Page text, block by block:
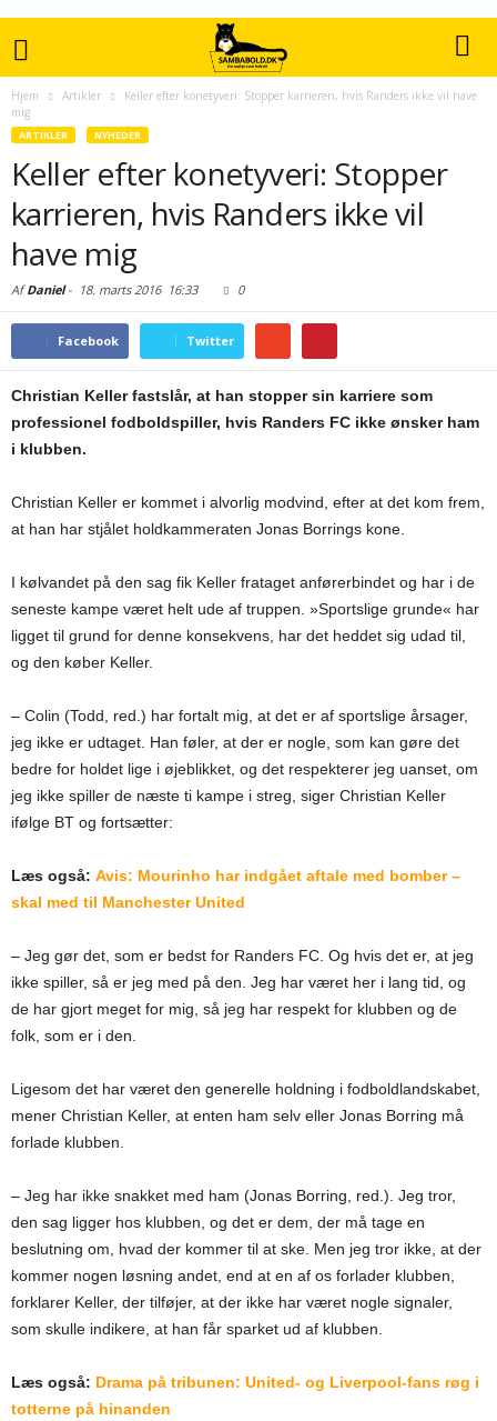
Hjem Artikler
Keller efter konetyveri: Stopper karrieren, hvis Randers ikke vil have
mig
ARTIKLER NYHEDER
Keller efter konetyveri: Stopper
karrieren, hvis Randers ikke vil
have mig
AfDaniel- 18. marts 201616:33 0
Facebook Twitter
Christian Keller fastslår, at han stopper sin karriere som
professionel fodboldspiller, hvis Randers FC ikke ønsker ham
i klubben.
Christian Keller er kommet i alvorlig modvind, efter at det kom frem,
at han har stjålet holdkammeraten Jonas Borrings kone.
I kølvandet på den sag fik Keller frataget anførerbindet og har i de
seneste kampe været helt ude af truppen. »Sportslige grunde« har
ligget til grund for denne konsekvens, har det heddet sig udad til,
og den køber Keller.
– Colin (Todd, red.) har fortalt mig, at det er af sportslige årsager,
jeg ikke er udtaget. Han føler, at der er nogle, som kan gøre det
bedre for holdet lige i øjeblikket, og det respekterer jeg uanset, om
jeg ikke spiller de næste ti kampe i streg, siger Christian Keller
ifølge BT og fortsætter:
Læs også: Avis: Mourinho har indgået aftale med bomber –
skal med til Manchester United
– Jeg gør det, som er bedst for Randers FC. Og hvis det er, at jeg
ikke spiller, så er jeg med på den. Jeg har været her i lang tid, og
de har gjort meget for mig, så jeg har respekt for klubben og de
folk, som er i den.
Ligesom det har været den generelle holdning i fodboldlandskabet,
mener Christian Keller, at enten ham selv eller Jonas Borring må
forlade klubben.
– Jeg har ikke snakket med ham (Jonas Borring, red.). Jeg tror,
den sag ligger hos klubben, og det er dem, der må tage en
beslutning om, hvad der kommer til at ske. Men jeg tror ikke, at der
kommer nogen løsning andet, end at en af os forlader klubben,
forklarer Keller, der tilføjer, at der ikke har været nogle signaler,
som skulle indikere, at han får sparket ud af klubben.
Læs også: Drama på tribunen: United- og Liverpool-fans røg i
totterne på hinanden